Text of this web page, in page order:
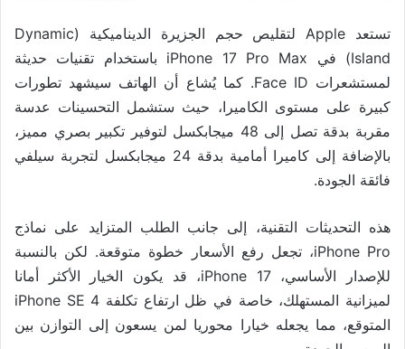
تستعد Apple لتقليص حجم الجزيرة الديناميكية (Dynamic
Island) في iPhone 17 Pro Max باستخدام تقنيات حديثة
لمستشعرات Face ID. كما يُشاع أن الهاتف سيشهد تطورات
كبيرة على مستوى الكاميرا، حيث ستشمل التحسينات عدسة
مقربة بدقة تصل إلى 48 ميجابكسل لتوفير تكبير بصري مميز،
بالإضافة إلى كاميرا أمامية بدقة 24 ميجابكسل لتجربة سيلفي
فائقة الجودة.
هذه التحديثات التقنية، إلى جانب الطلب المتزايد على نماذج
iPhone Pro، تجعل رفع الأسعار خطوة متوقعة. لكن بالنسبة
للإصدار الأساسي، iPhone 17، قد يكون الخيار الأكثر أمانا
لميزانية المستهلك، خاصة في ظل ارتفاع تكلفة iPhone SE 4
المتوقع، مما يجعله خيارا محوريا لمن يسعون إلى التوازن بين